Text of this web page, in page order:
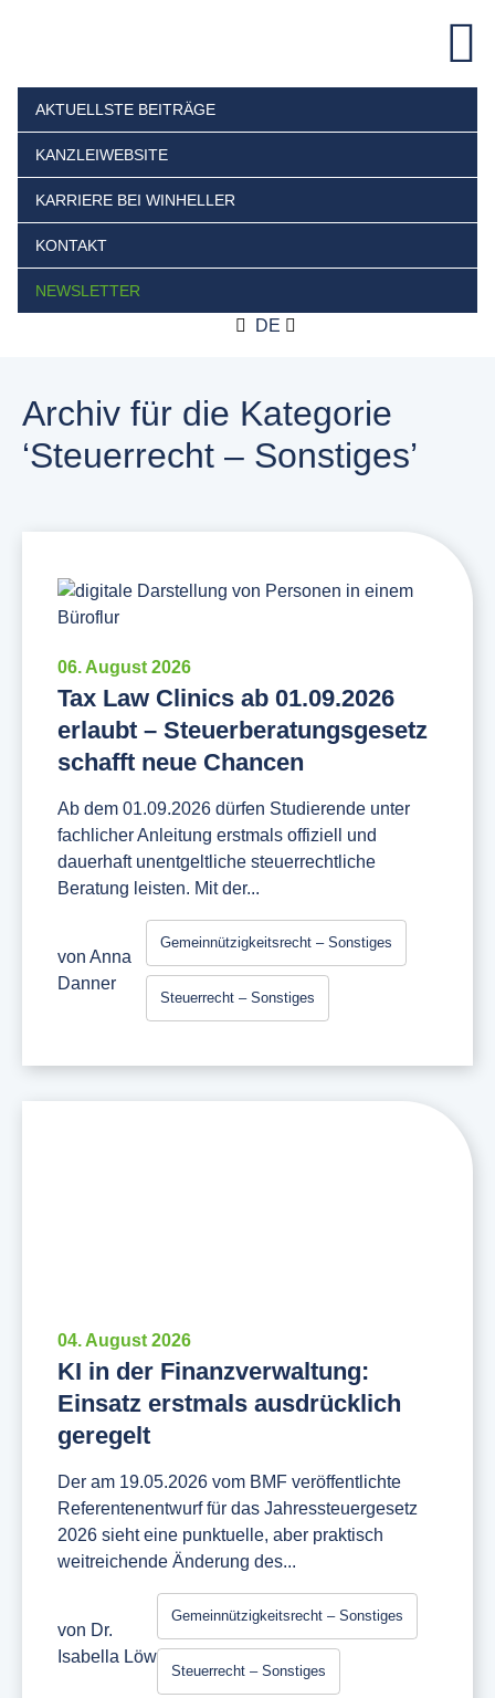
AKTUELLSTE BEITRÄGE
KANZLEIWEBSITE
KARRIERE BEI WINHELLER
KONTAKT
NEWSLETTER
DE
Archiv für die Kategorie
‘Steuerrecht – Sonstiges’
06. August 2026
Tax Law Clinics ab 01.09.2026
erlaubt – Steuerberatungsgesetz
schafft neue Chancen
Ab dem 01.09.2026 dürfen Studierende unter
fachlicher Anleitung erstmals offiziell und
dauerhaft unentgeltliche steuerrechtliche
Beratung leisten. Mit der...
von Anna
Danner
Gemeinnützigkeitsrecht – Sonstiges
Steuerrecht – Sonstiges
04. August 2026
KI in der Finanzverwaltung:
Einsatz erstmals ausdrücklich
geregelt
Der am 19.05.2026 vom BMF veröffentlichte
Referentenentwurf für das Jahressteuergesetz
2026 sieht eine punktuelle, aber praktisch
weitreichende Änderung des...
von Dr.
Isabella Löw
Gemeinnützigkeitsrecht – Sonstiges
Steuerrecht – Sonstiges